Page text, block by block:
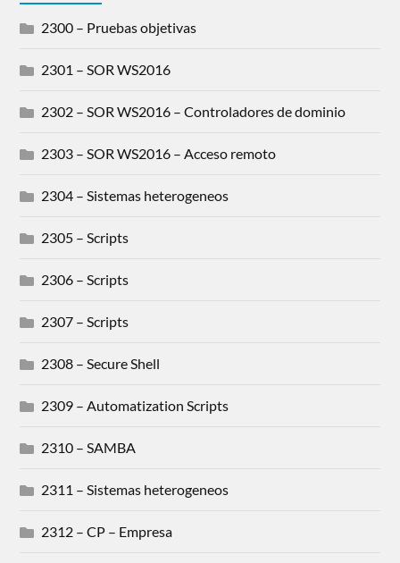
2300 – Pruebas objetivas
2301 – SOR WS2016
2302 – SOR WS2016 – Controladores de dominio
2303 – SOR WS2016 – Acceso remoto
2304 – Sistemas heterogeneos
2305 – Scripts
2306 – Scripts
2307 – Scripts
2308 – Secure Shell
2309 – Automatization Scripts
2310 – SAMBA
2311 – Sistemas heterogeneos
2312 – CP – Empresa